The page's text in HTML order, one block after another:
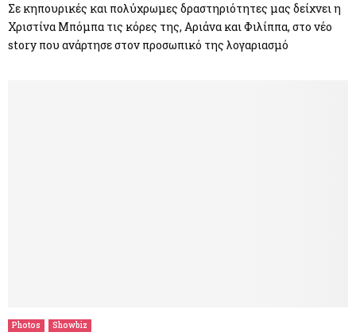
Σε κηπουρικές και πολύχρωμες δραστηριότητες μας δείχνει η
Χριστίνα Μπόμπα τις κόρες της, Αριάνα και Φιλίππα, στο νέο
story που ανάρτησε στον προσωπικό της λογαριασμό
Photos Showbiz